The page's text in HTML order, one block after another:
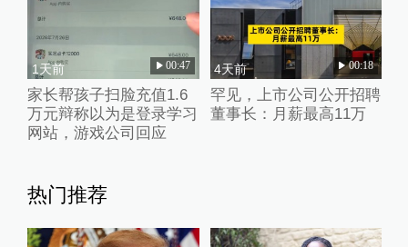
1天前 00:47
家长帮孩子扫脸充值1.6
万元辩称以为是登录学习
网站，游戏公司回应
4天前 00:18
罕见，上市公司公开招聘
董事长：月薪最高11万
热门推荐